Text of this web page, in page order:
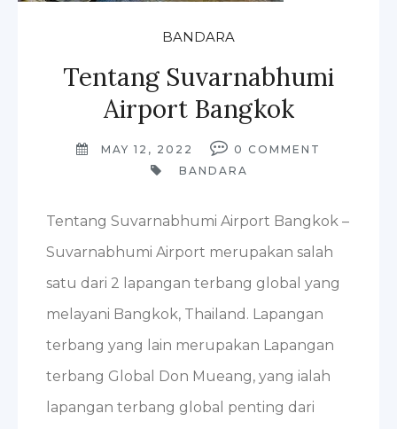
BANDARA
Tentang Suvarnabhumi
Airport Bangkok
MAY 12, 2022 0 COMMENT
BANDARA
Tentang Suvarnabhumi Airport Bangkok –
Suvarnabhumi Airport merupakan salah
satu dari 2 lapangan terbang global yang
melayani Bangkok, Thailand. Lapangan
terbang yang lain merupakan Lapangan
terbang Global Don Mueang, yang ialah
lapangan terbang global penting dari